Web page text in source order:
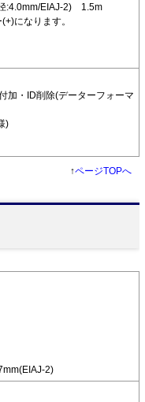
:4.0mm/EIAJ-2) 1.5m
になります。
・ID削除(データーフォーマ
)
↑ページTOPへ
2)